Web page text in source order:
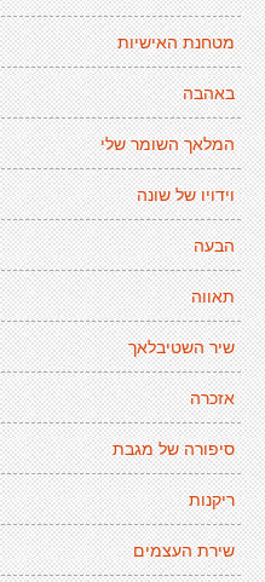
מטחנת האישיות
באהבה
המלאך השומר שלי
וידויו של שונה
הבעה
תאווה
שיר השטיבלאך
אזכרה
סיפורה של מגבת
ריקנות
שירת העצמים